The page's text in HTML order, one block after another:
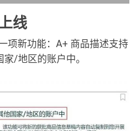
线
项新功能：A+ 商品描述支持
/地区的账户中。